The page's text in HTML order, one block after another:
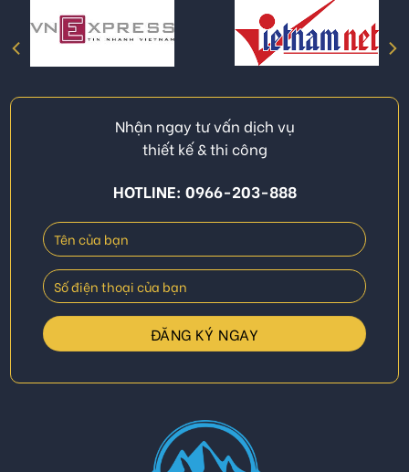
Nhận ngay tư vấn dịch vụ
thiết kế & thi công
HOTLINE: 0966-203-888